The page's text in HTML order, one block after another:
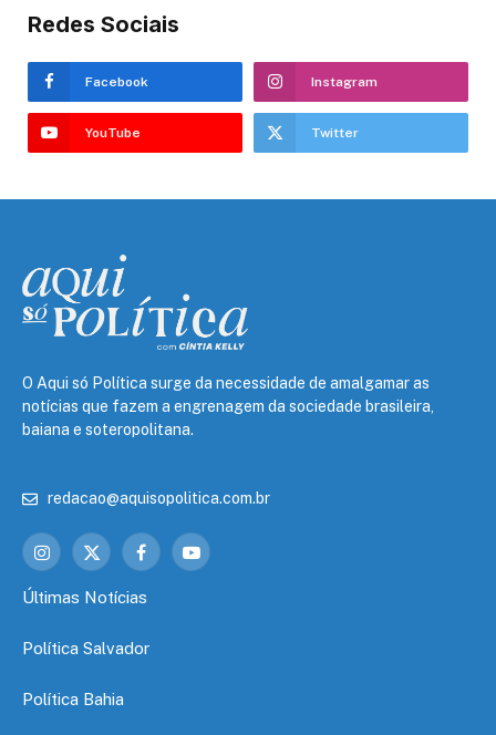
Redes Sociais
Facebook Instagram
YouTube Twitter
O Aqui só Política surge da necessidade de amalgamar as
notícias que fazem a engrenagem da sociedade brasileira,
baiana e soteropolitana.
redacao@aquisopolitica.com.br
Instagram
X
FacebookYouTube
Últimas Notícias
Política Salvador
Política Bahia